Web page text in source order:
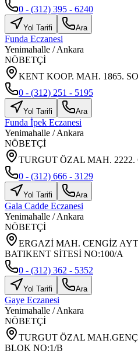
0 - (312) 395 - 6240
Yol Tarifi Ara
Funda Eczanesi
Yenimahalle /Ankara
NÖBETÇİ
KENT KOOP. MAH. 1865.
0 - (312) 251 - 5195
Yol Tarifi Ara
Funda İpek Eczanesi
Yenimahalle /Ankara
NÖBETÇİ
TURGUT ÖZAL MAH. 2222.
0 - (312) 666 - 3129
Yol Tarifi Ara
Gala Cadde Eczanesi
Yenimahalle /Ankara
NÖBETÇİ
ERGAZİ MAH. CENGİZ
BATIKENT SİTESİ NO:100/A
0 - (312) 362 - 5352
Yol Tarifi Ara
Gaye Eczanesi
Yenimahalle /Ankara
NÖBETÇİ
TURGUT ÖZAL
BLOK NO:1/B